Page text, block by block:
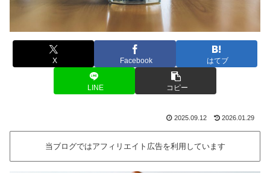
X Facebook はてブ
LINE コピー
2025.09.12 2026.01.29
当ブログではアフィリエイト広告を利用しています